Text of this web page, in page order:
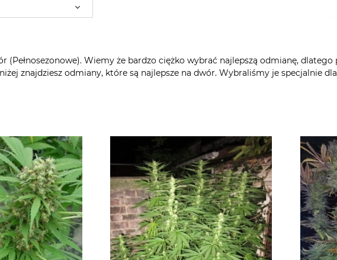
Wiemy że bardzo ciężko wybrać najlepszą odmianę,
znajdziesz odmiany, które są najlepsze na dwór. Wybraliśmy je specjalnie